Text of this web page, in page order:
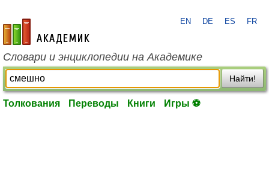
academic.ru
EN DE ES FR
Словари и энциклопедии на Академике
Найти!
Толкования Переводы Книги Игры ⚽